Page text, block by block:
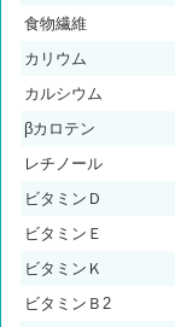
食物繊維
カリウム
カルシウム
βカロテン
レチノール
ビタミンＤ
ビタミンＥ
ビタミンＫ
ビタミンＢ2